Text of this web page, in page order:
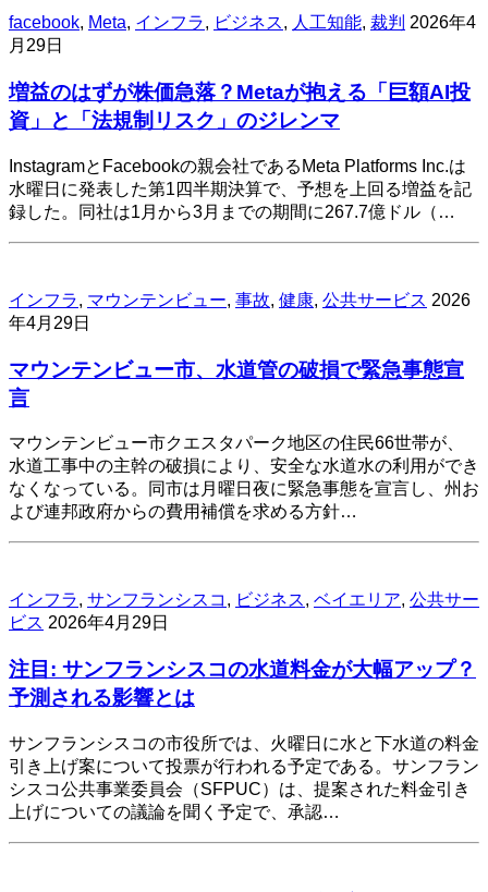
facebook, Meta, インフラ, ビジネス, 人工知能, 裁判 2026年4
月29日
増益のはずが株価急落？Metaが抱える「巨額AI投
資」と「法規制リスク」のジレンマ
InstagramとFacebookの親会社であるMeta Platforms Inc.は
水曜日に発表した第1四半期決算で、予想を上回る増益を記
録した。同社は1月から3月までの期間に267.7億ドル（…
インフラ, マウンテンビュー, 事故, 健康, 公共サービス 2026
年4月29日
マウンテンビュー市、水道管の破損で緊急事態宣
言
マウンテンビュー市クエスタパーク地区の住民66世帯が、
水道工事中の主幹の破損により、安全な水道水の利用ができ
なくなっている。同市は月曜日夜に緊急事態を宣言し、州お
よび連邦政府からの費用補償を求める方針…
インフラ, サンフランシスコ , ビジネス, ベイエリア, 公共サー
ビス 2026年4月29日
注目: サンフランシスコの水道料金が大幅アップ？
予測される影響とは
サンフランシスコの市役所では、火曜日に水と下水道の料金
引き上げ案について投票が行われる予定である。サンフラン
シスコ公共事業委員会（SFPUC）は、提案された料金引き
上げについての議論を聞く予定で、承認…